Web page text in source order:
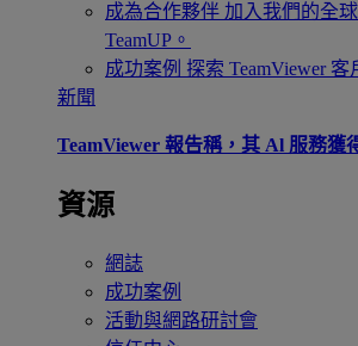
成為合作夥伴 加入我們的全
TeamUP。
成功案例 探索 TeamViewer 客
新聞
TeamViewer 報告稱，其 Al 服務獲
資源
網誌
成功案例
活動與網路研討會